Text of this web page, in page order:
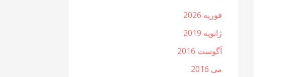
فوریه 2026
ژانویه 2019
آگوست 2016
می 2016